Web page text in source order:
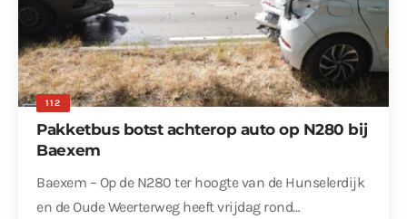
112
Pakketbus botst achterop auto op N280 bij
Baexem
Baexem – Op de N280 ter hoogte van de Hunselerdijk
en de Oude Weerterweg heeft vrijdag rond…